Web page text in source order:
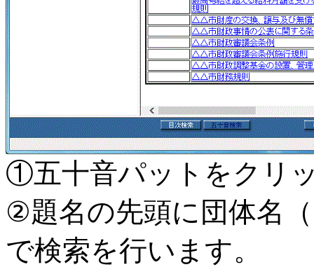
①五十音パットをクリ
②題名の先頭に団体名
で検索を行います。